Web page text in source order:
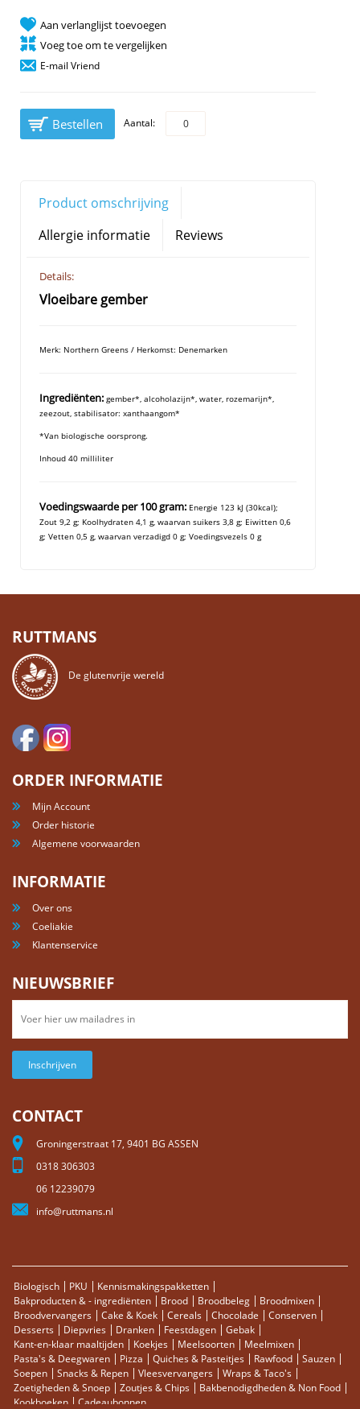
Aan verlanglijst toevoegen
Voeg toe om te vergelijken
E-mail Vriend
Bestellen Aantal:
Product omschrijving
Allergie informatie
Reviews
Details:
Vloeibare gember
Merk: Northern Greens / Herkomst: Denemarken
Ingrediënten: gember*, alcoholazijn*, water, rozemarijn*,
zeezout, stabilisator: xanthaangom*
*Van biologische oorsprong.
Inhoud 40 milliliter
Voedingswaarde per 100 gram: Energie 123 kJ (30kcal);
Zout 9,2 g; Koolhydraten 4,1 g, waarvan suikers 3,8 g; Eiwitten 0,6
g; Vetten 0,5 g, waarvan verzadigd 0 g; Voedingsvezels 0 g
RUTTMANS
De glutenvrije wereld
ORDER INFORMATIE
Mijn Account
Order historie
Algemene voorwaarden
INFORMATIE
Over ons
Coeliakie
Klantenservice
NIEUWSBRIEF
Inschrijven
CONTACT
Groningerstraat 17, 9401 BG ASSEN
0318 306303
06 12239079
info@ruttmans.nl
Biologisch PKU
Kennismakingspakketten
Bakproducten & - ingrediënten
Brood Broodbeleg
Broodmixen
Broodvervangers
Cake & Koek Cereals Chocolade
Conserven
Desserts
Diepvries Dranken Feestdagen
Gebak
Kant-en-klaar maaltijden
Koekjes Meelsoorten
Meelmixen
Pasta's & Deegwaren
Pizza Quiches & Pasteitjes Rawfood
Sauzen
Soepen
Snacks & Repen Vleesvervangers
Wraps & Taco's
Zoetigheden & Snoep
Zoutjes & Chips
Bakbenodigdheden & Non Food
Kookboeken
Cadeaubonnen